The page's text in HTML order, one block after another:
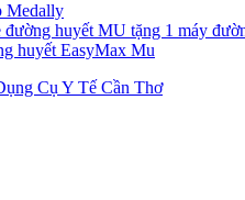
Medally
huyết MU tặng 1 máy
huyết EasyMax Mu
Cụ Y Tế Cần Thơ